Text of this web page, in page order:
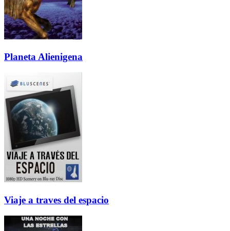
Planeta Alienigena
Viaje a traves del espacio